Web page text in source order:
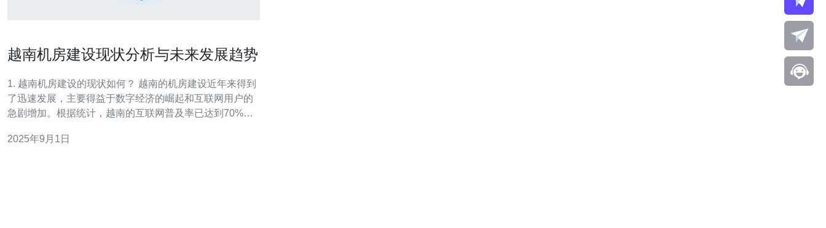
越南机房建设现状分析与未来发展趋势
1. 越南机房建设的现状如何？ 越南的机房建设近年来得到
了迅速发展，主要得益于数字经济的崛起和互联网用户的
急剧增加。根据统计，越南的互联网普及率已达到70%以
房建设的数量也在逐年增加，目前越南主要城市如胡志明
2025年9月1日